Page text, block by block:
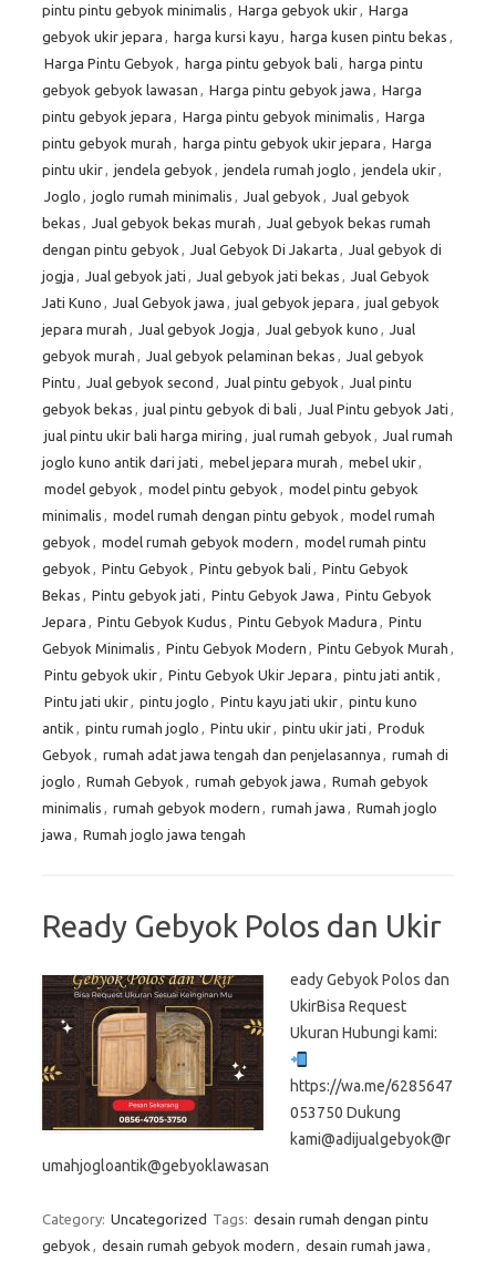
pintu pintu gebyok minimalis , Harga gebyok ukir, Harga
gebyok ukir jepara , harga kursi kayu , harga kusen pintu bekas ,
Harga Pintu Gebyok , harga pintu gebyok bali , harga pintu
gebyok gebyok lawasan , Harga pintu gebyok jawa , Harga
pintu gebyok jepara , Harga pintu gebyok minimalis , Harga
pintu gebyok murah , harga pintu gebyok ukir jepara , Harga
pintu ukir, jendela gebyok , jendela rumah joglo , jendela ukir,
Joglo , joglo rumah minimalis , Jual gebyok , Jual gebyok
bekas , Jual gebyok bekas murah , Jual gebyok bekas rumah
dengan pintu gebyok , Jual Gebyok Di Jakarta , Jual gebyok di
jogja , Jual gebyok jati , Jual gebyok jati bekas , Jual Gebyok
Jati Kuno , Jual Gebyok jawa , jual gebyok jepara , jual gebyok
jepara murah , Jual gebyok Jogja , Jual gebyok kuno , Jual
gebyok murah , Jual gebyok pelaminan bekas , Jual gebyok
Pintu , Jual gebyok second , Jual pintu gebyok , Jual pintu
gebyok bekas , jual pintu gebyok di bali , Jual Pintu gebyok Jati ,
jual pintu ukir bali harga miring , jual rumah gebyok , Jual rumah
joglo kuno antik dari jati , mebel jepara murah , mebel ukir,
model gebyok , model pintu gebyok , model pintu gebyok
minimalis , model rumah dengan pintu gebyok , model rumah
gebyok , model rumah gebyok modern , model rumah pintu
gebyok , Pintu Gebyok , Pintu gebyok bali , Pintu Gebyok
Bekas , Pintu gebyok jati , Pintu Gebyok Jawa , Pintu Gebyok
Jepara , Pintu Gebyok Kudus , Pintu Gebyok Madura , Pintu
Gebyok Minimalis , Pintu Gebyok Modern , Pintu Gebyok Murah ,
Pintu gebyok ukir, Pintu Gebyok Ukir Jepara , pintu jati antik ,
Pintu jati ukir, pintu joglo , Pintu kayu jati ukir, pintu kuno
antik , pintu rumah joglo , Pintu ukir, pintu ukir jati , Produk
Gebyok , rumah adat jawa tengah dan penjelasannya , rumah di
joglo , Rumah Gebyok , rumah gebyok jawa , Rumah gebyok
minimalis , rumah gebyok modern , rumah jawa , Rumah joglo
jawa , Rumah joglo jawa tengah
Ready Gebyok Polos dan Ukir
eady Gebyok Polos dan
UkirBisa Request
Ukuran Hubungi kami:
https://wa.me/6285647
053750 Dukung
kami@adijualgebyok@r
umahjogloantik@gebyoklawasan
Category: Uncategorized Tags: desain rumah dengan pintu
gebyok , desain rumah gebyok modern , desain rumah jawa ,